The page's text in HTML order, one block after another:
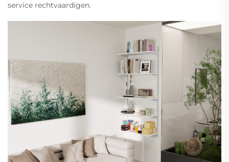
service rechtvaardigen.